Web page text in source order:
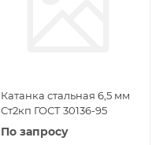
Катанка стальная 6,5 мм
Ст2кп ГОСТ 30136-95
По запросу